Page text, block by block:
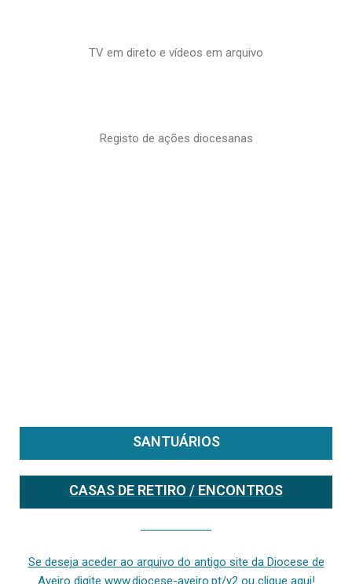
TV em direto e vídeos em arquivo
Registo de ações diocesanas
SANTUÁRIOS
CASAS DE RETIRO / ENCONTROS
Se deseja aceder ao arquivo do antigo site da Diocese de
Aveiro digite www.diocese-aveiro.pt/v2 ou clique aqui!